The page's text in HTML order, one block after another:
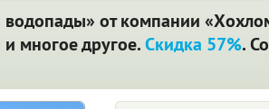
от компании
многое другое.Скидка 57%.